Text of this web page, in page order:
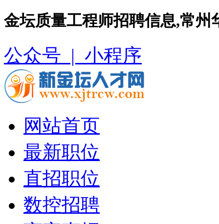
金坛质量工程师招聘信息,常
公众号 | 小程序
网站首页
最新职位
直招职位
数控招聘